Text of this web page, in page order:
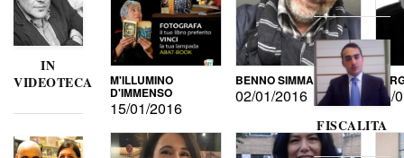
IN
VIDEOTECA
M'ILLUMINO
D'IMMENSO
15/01/2016
BENNO SIMMA
02/01/2016
FISCALITA